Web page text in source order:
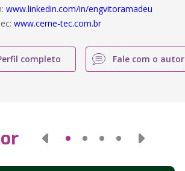
www.linkedin.com/in/engvitoramadeu
www.cerne-tec.com.br
completo Fale com o autor